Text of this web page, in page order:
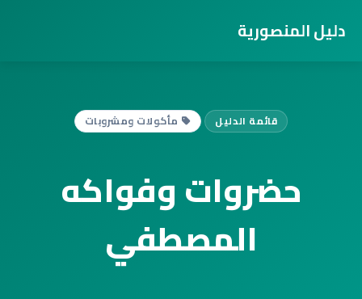
دليل المنصورية
قائمة الدليل مأكولات ومشروبات
حضروات وفواكه
المصطفي